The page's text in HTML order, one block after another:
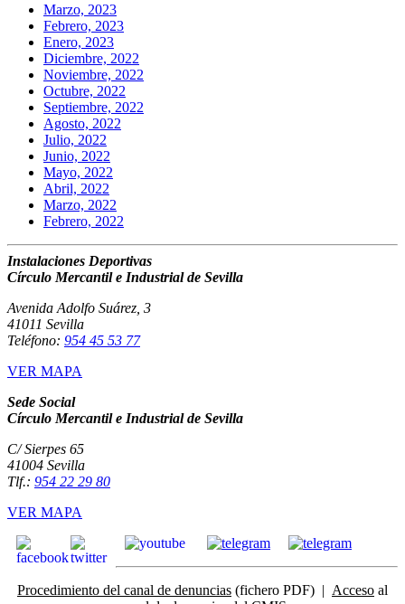
Marzo, 2023
Febrero, 2023
Enero, 2023
Diciembre, 2022
Noviembre, 2022
Octubre, 2022
Septiembre, 2022
Agosto, 2022
Julio, 2022
Junio, 2022
Mayo, 2022
Abril, 2022
Marzo, 2022
Febrero, 2022
Instalaciones Deportivas
Círculo Mercantil e Industrial de Sevilla
Avenida Adolfo Suárez, 3
41011 Sevilla
Teléfono: 954 45 53 77
VER MAPA
Sede Social
Círculo Mercantil e Industrial de Sevilla
C/ Sierpes 65
41004 Sevilla
Tlf.: 954 22 29 80
VER MAPA
Procedimiento del canal de denuncias (fichero PDF) | Acceso al